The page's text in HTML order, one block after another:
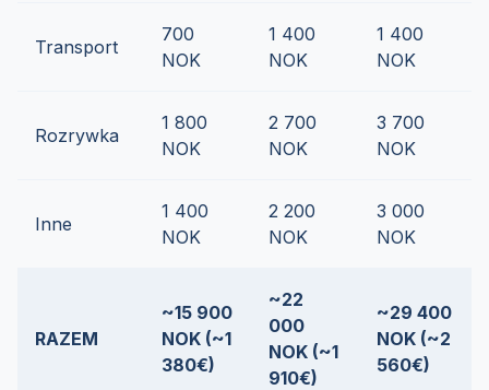
Transport
700
NOK
1 400
NOK
1 400
NOK
Rozrywka
1 800
NOK
2 700
NOK
3 700
NOK
Inne
1 400
NOK
2 200
NOK
3 000
NOK
RAZEM
~15 900
NOK (~1
380€)
~22
000
NOK (~1
910€)
~29 400
NOK (~2
560€)